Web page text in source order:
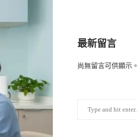
最新留言
尚無留言可供顯示。